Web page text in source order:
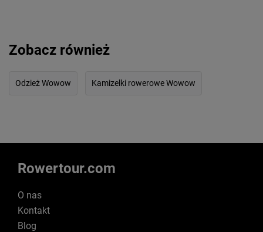
Zobacz również
Odzież Wowow Kamizelki rowerowe Wowow
Rowertour.com
O nas
Kontakt
Blog